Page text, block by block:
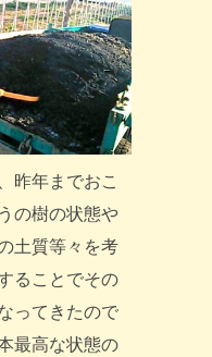
昨年までおこ
の樹の状態や
土質等々を考
ることでその
ってきたので
最高な状態の